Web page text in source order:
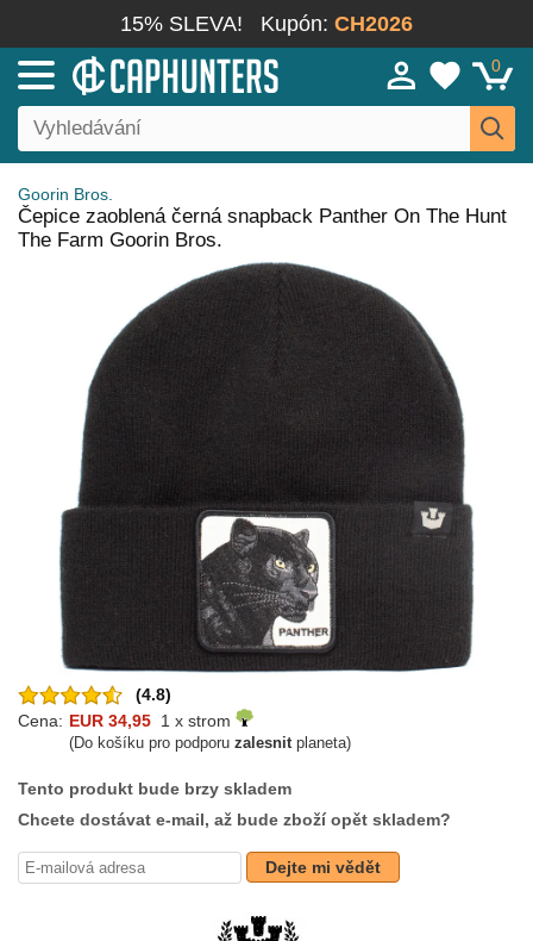
15% SLEVA! Kupón: CH2026
0
Goorin Bros.
Čepice zaoblená černá snapback Panther On The Hunt
The Farm Goorin Bros.
(4.8)
Cena: EUR 34,95 1 x strom
(Do košíku pro podporu zalesnitplaneta)
Tento produkt bude brzy skladem
Chcete dostávat e-mail, až bude zboží opět skladem?
Dejte mi vědět